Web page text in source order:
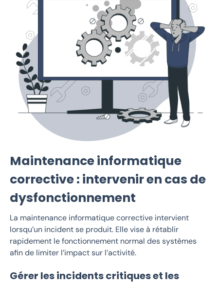
Maintenance informatique
corrective : intervenir en cas de
dysfonctionnement
La maintenance informatique corrective intervient
lorsqu’un incident se produit. Elle vise à rétablir
rapidement le fonctionnement normal des systèmes
afin de limiter l’impact sur l’activité.
Gérer les incidents critiques et les